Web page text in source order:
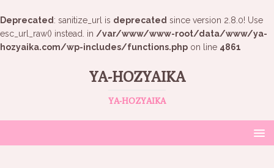
Deprecated : sanitize_url is deprecated since version 2.8.0! Use
esc_url_raw() instead. in /var/www/www-root/data/www/ya-
hozyaika.com/wp-includes/functions.php on line 4861
YA-HOZYAIKA
YA-HOZYAIKA